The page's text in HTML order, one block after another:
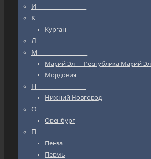
И_________________
К_________________
Курган
Л_________________
М_________________
Марий Эл — Республика Марий Эл
Мордовия
Н_________________
Нижний Новгород
О_________________
Оренбург
П_________________
Пенза
Пермь